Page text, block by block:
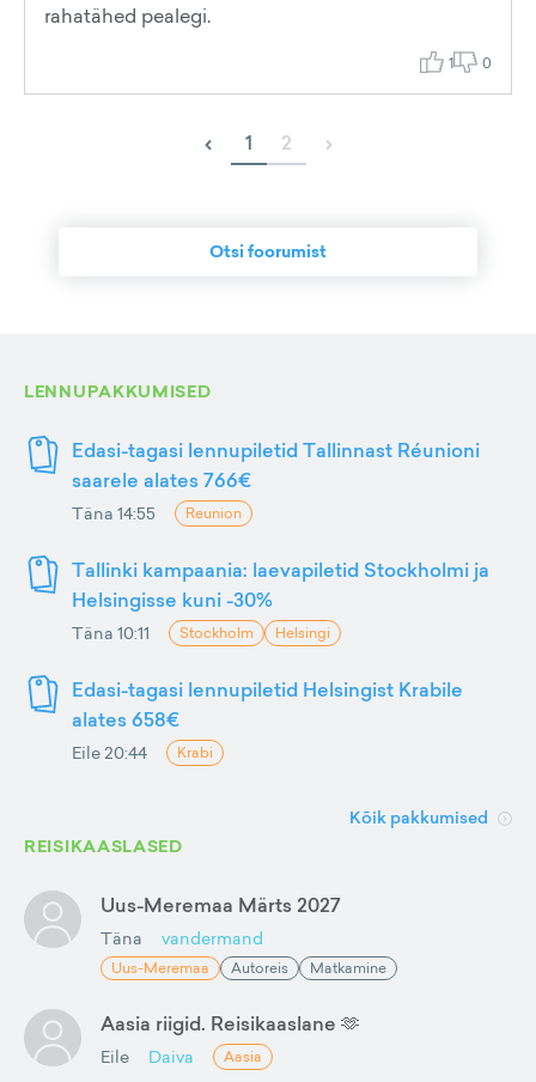
rahatähed pealegi.
1 0
‹ 1 2 ›
Otsi foorumist
LENNUPAKKUMISED
Edasi-tagasi lennupiletid Tallinnast Réunioni
saarele alates 766€
Täna 14:55 Reunion
Tallinki kampaania: laevapiletid Stockholmi ja
Helsingisse kuni -30%
Täna 10:11 Stockholm Helsingi
Edasi-tagasi lennupiletid Helsingist Krabile
alates 658€
Eile 20:44 Krabi
Kõik pakkumised
REISIKAASLASED
Uus-Meremaa Märts 2027
Täna vandermand
Uus-Meremaa Autoreis Matkamine
Aasia riigid. Reisikaaslane 🫶
Eile Daiva Aasia